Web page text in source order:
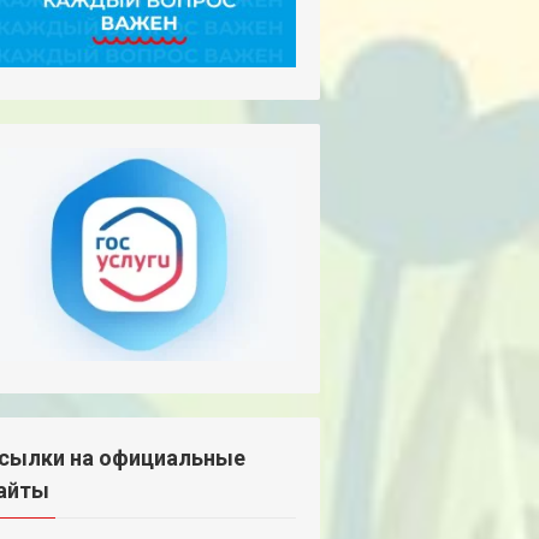
на официальные